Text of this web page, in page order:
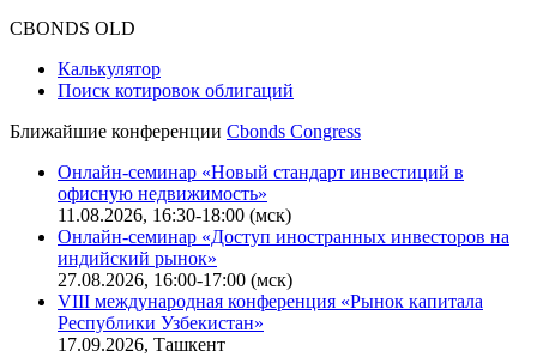
CBONDS OLD
Калькулятор
Поиск котировок облигаций
Ближайшие конференции Cbonds Congress
Онлайн-семинар «Новый стандарт инвестиций в
офисную недвижимость»
11.08.2026, 16:30-18:00 (мск)
Онлайн-семинар «Доступ иностранных инвесторов на
индийский рынок»
27.08.2026, 16:00-17:00 (мск)
VIII международная конференция «Рынок капитала
Республики Узбекистан»
17.09.2026, Ташкент